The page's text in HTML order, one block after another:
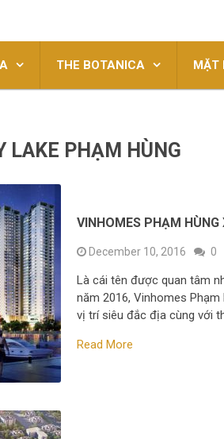
THE BOTANICA MẶT
LAKE PHẠM HÙNG
VINHOMES PHẠM
December 10, 2016 0
Là cái tên được quan tâm
năm 2016, Vinhomes
vị trí siêu đắc địa cùng với
Read More